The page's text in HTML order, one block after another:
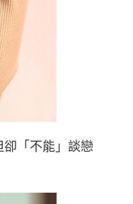
卻「不能」談戀